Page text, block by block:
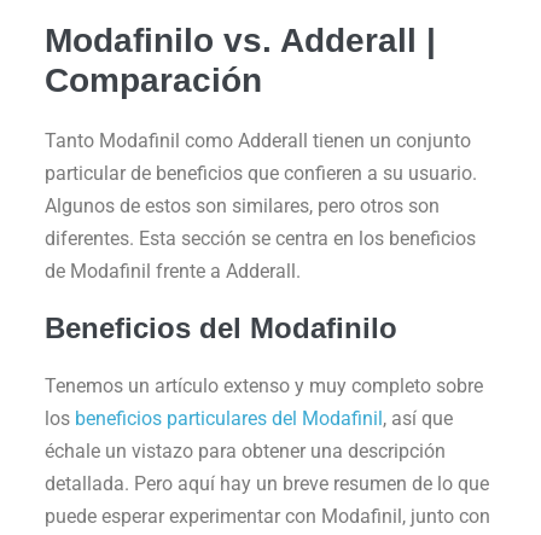
Modafinilo vs. Adderall |
Comparación
Tanto Modafinil como Adderall tienen un conjunto
particular de beneficios que confieren a su usuario.
Algunos de estos son similares, pero otros son
diferentes. Esta sección se centra en los beneficios
de Modafinil frente a Adderall.
Beneficios del Modafinilo
Tenemos un artículo extenso y muy completo sobre
los beneficios particulares del Modafinil, así que
échale un vistazo para obtener una descripción
detallada. Pero aquí hay un breve resumen de lo que
puede esperar experimentar con Modafinil, junto con